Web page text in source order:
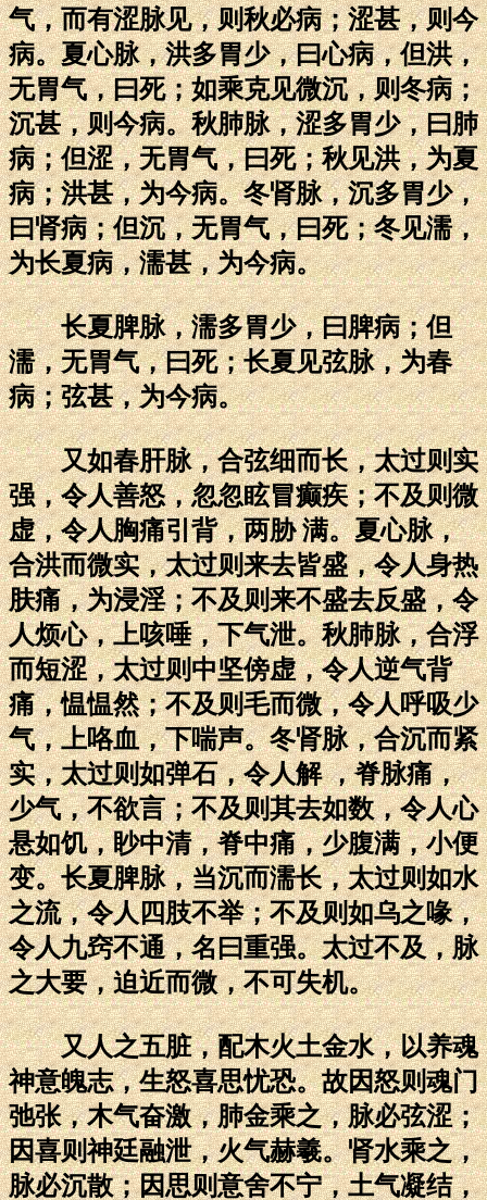
气，而有涩脉见，则秋必病；涩甚，则今
病。夏心脉，洪多胃少，曰心病，但洪，
无胃气，曰死；如乘克见微沉，则冬病；
沉甚，则今病。秋肺脉，涩多胃少，曰肺
病；但涩，无胃气，曰死；秋见洪，为夏
病；洪甚，为今病。冬肾脉，沉多胃少，
曰肾病；但沉，无胃气，曰死；冬见濡，
为长夏病，濡甚，为今病。
长夏脾脉，濡多胃少，曰脾病；但
濡，无胃气，曰死；长夏见弦脉，为春
病；弦甚，为今病。
又如春肝脉，合弦细而长，太过则实
强，令人善怒，忽忽眩冒癫疾；不及则微
虚，令人胸痛引背，两胁 满。夏心脉，
合洪而微实，太过则来去皆盛，令人身热
肤痛，为浸淫；不及则来不盛去反盛，令
人烦心，上咳唾，下气泄。秋肺脉，合浮
而短涩，太过则中坚傍虚，令人逆气背
痛，愠愠然；不及则毛而微，令人呼吸少
气，上咯血，下喘声。冬肾脉，合沉而紧
实，太过则如弹石，令人解 ，脊脉痛，
少气，不欲言；不及则其去如数，令人心
悬如饥，眇中清，脊中痛，少腹满，小便
变。长夏脾脉，当沉而濡长，太过则如水
之流，令人四肢不举；不及则如乌之喙，
令人九窍不通，名曰重强。太过不及，脉
之大要，迫近而微，不可失机。
又人之五脏，配木火土金水，以养魂
神意魄志，生怒喜思忧恐。故因怒则魂门
弛张，木气奋激，肺金乘之，脉必弦涩；
因喜则神廷融泄，火气赫羲。肾水乘之，
脉必沉散；因思则意舍不宁，土气凝结，